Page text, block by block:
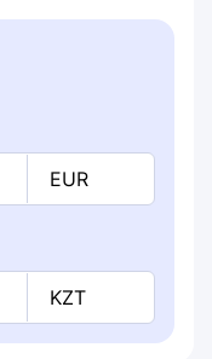
EUR
KZT